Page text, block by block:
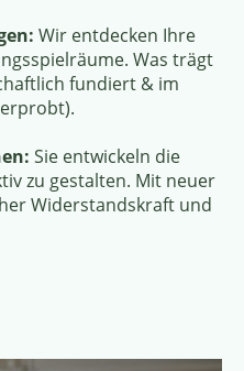
Wir entdecken Ihre
Was trägt
fundiert & im
Sie entwickeln die
zu gestalten. Mit neuer
Widerstandskraft und